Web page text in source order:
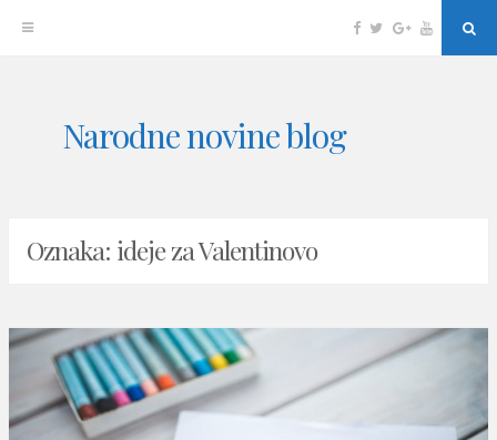
Facebook
TwitterGoogleYouTube
Narodne novine blog
Oznaka: ideje za Valentinovo